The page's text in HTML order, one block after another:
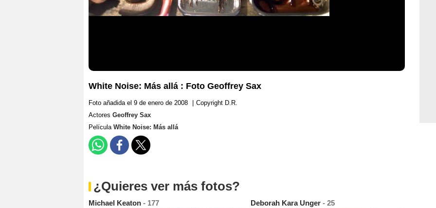
White Noise: Más allá : Foto Geoffrey Sax
Foto añadida el 9 de enero de 2008
Copyright D.R.
Actores Geoffrey Sax
Película White Noise: Más allá
¿Quieres ver más fotos?
Michael Keaton - 177 Deborah Kara Unger - 25